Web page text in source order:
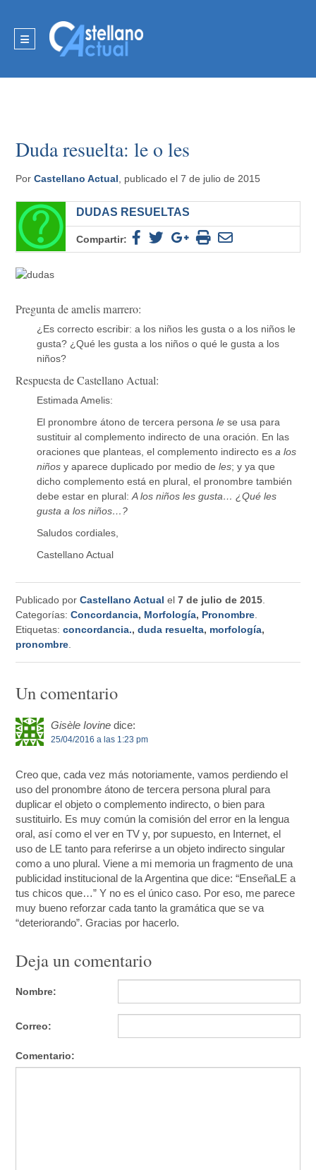
Duda resuelta: le o les
PorCastellano Actual , publicado el 7 de julio de 2015
DUDAS RESUELTAS
Compartir:
Pregunta de amelis marrero:
¿Es correcto escribir: a los niños les gusta o a los niños le
gusta? ¿Qué les gusta a los niños o qué le gusta a los
niños?
Respuesta de Castellano Actual:
Estimada Amelis:
El pronombre átono de tercera personale se usa para
sustituir al complemento indirecto de una oración. En las
oraciones que planteas, el complemento indirecto esa los
niños y aparece duplicado por medio deles; y ya que
dicho complemento está en plural, el pronombre también
debe estar en plural:A los niños les gusta… ¿Qué les
gusta a los niños…?
Saludos cordiales,
Castellano Actual
Publicado porCastellano Actual el7 de julio de 2015
Categorías:Concordancia, Morfología, Pronombre
Etiquetas:concordancia.,duda resuelta, morfología,
pronombre
Un comentario
Gisèle Iovine dice:
25/04/2016 a las 1:23 pm
Creo que, cada vez más notoriamente, vamos perdiendo el
uso del pronombre átono de tercera persona plural para
duplicar el objeto o complemento indirecto, o bien para
sustituirlo. Es muy común la comisión del error en la lengua
oral, así como el ver en TV y, por supuesto, en Internet, el
uso de LE tanto para referirse a un objeto indirecto singular
como a uno plural. Viene a mi memoria un fragmento de una
publicidad institucional de la Argentina que dice: “EnseñaLE a
tus chicos que…” Y no es el único caso. Por eso, me parece
muy bueno reforzar cada tanto la gramática que se va
“deteriorando”. Gracias por hacerlo.
Deja un comentario
Nombre:
Correo:
Comentario: